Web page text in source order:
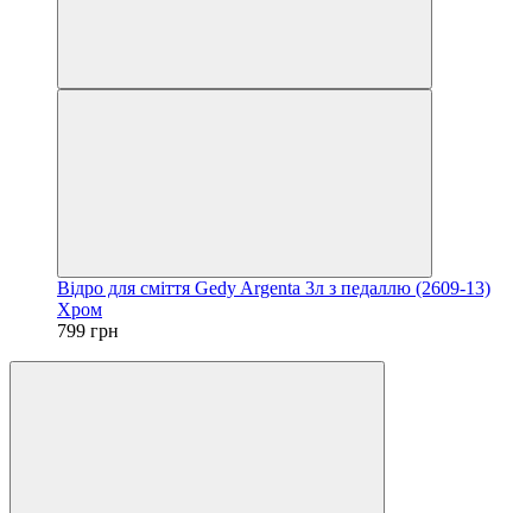
Відро для сміття Gedy Argenta 3л з педаллю (2609-13)
Хром
799 грн